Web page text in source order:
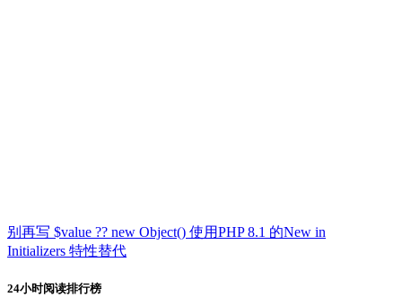
别再写 $value ?? new Object() 使用PHP 8.1 的New in
Initializers 特性替代
24小时阅读排行榜